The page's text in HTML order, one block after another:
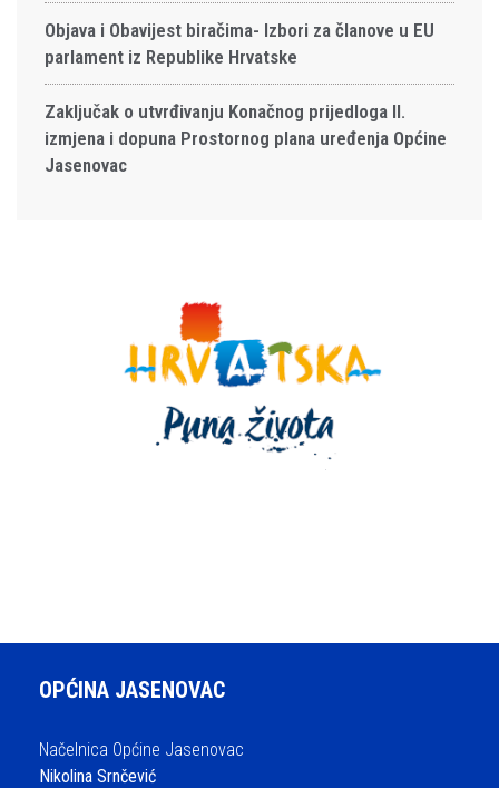
Objava i Obavijest biračima- Izbori za članove u EU
parlament iz Republike Hrvatske
Zaključak o utvrđivanju Konačnog prijedloga II.
izmjena i dopuna Prostornog plana uređenja Općine
Jasenovac
OPĆINA JASENOVAC
Načelnica Općine Jasenovac
Nikolina Srnčević